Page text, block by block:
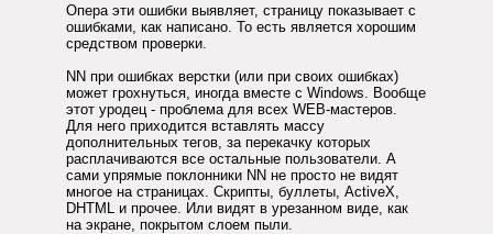
Опера эти ошибки выявляет, страницу показывает с
ошибками, как написано. То есть является хорошим
средством проверки.
NN при ошибках верстки (или при своих ошибках)
может грохнуться, иногда вместе с Windows. Вообще
этот уродец - проблема для всех WEB-мастеров.
Для него приходится вставлять массу
дополнительных тегов, за перекачку которых
расплачиваются все остальные пользователи. А
сами упрямые поклонники NN не просто не видят
многое на страницах. Скрипты, буллеты, ActiveX,
DHTML и прочее. Или видят в урезанном виде, как
на экране, покрытом слоем пыли.